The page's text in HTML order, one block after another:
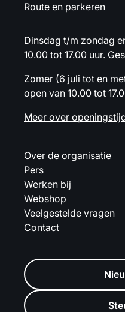
Route en parkeren
Dinsdag t/m zondag
10.00 tot 17.00 uur.
Zomer (6 juli tot en
open van 10.00 tot
Meer over
Over de organisatie
Pers
Werken bij
Webshop
Veelgestelde vragen
Contact